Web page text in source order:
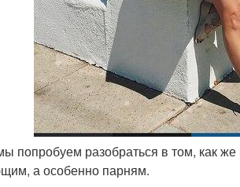
попробуем разобраться в том, как
а особенно парням.